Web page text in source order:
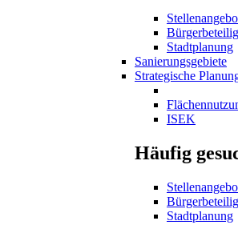
Stadtplanung
Sanierungsgebiete
Strategische
ISEK
Häufig
Stadtplanung